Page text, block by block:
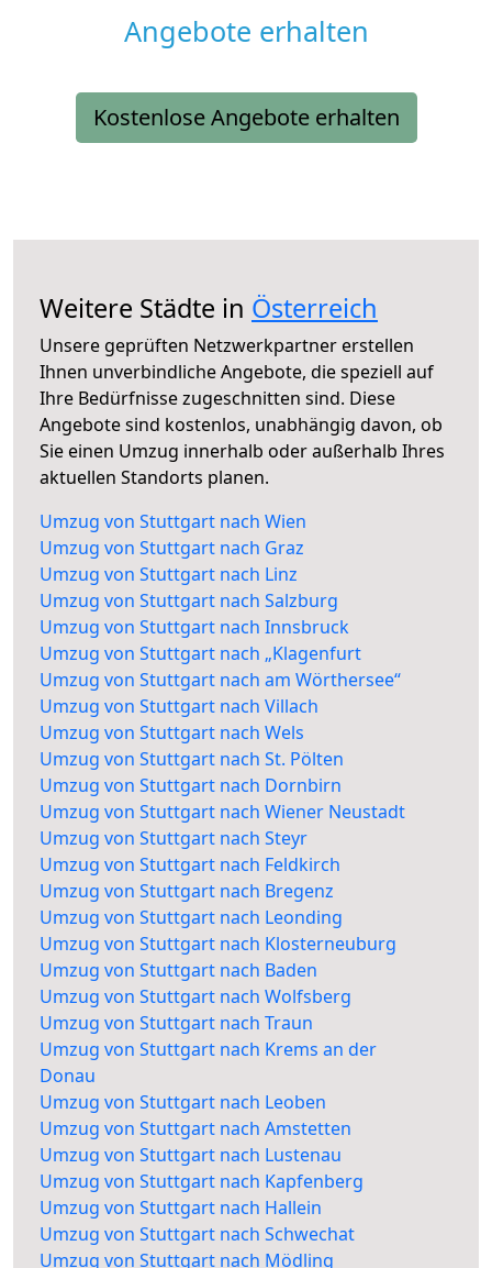
Angebote erhalten
Kostenlose Angebote erhalten
Weitere Städte in Österreich
Unsere geprüften Netzwerkpartner erstellen
Ihnen unverbindliche Angebote, die speziell auf
Ihre Bedürfnisse zugeschnitten sind. Diese
Angebote sind kostenlos, unabhängig davon, ob
Sie einen Umzug innerhalb oder außerhalb Ihres
aktuellen Standorts planen.
Umzug von Stuttgart nach Wien
Umzug von Stuttgart nach Graz
Umzug von Stuttgart nach Linz
Umzug von Stuttgart nach Salzburg
Umzug von Stuttgart nach Innsbruck
Umzug von Stuttgart nach „Klagenfurt
Umzug von Stuttgart nach am Wörthersee“
Umzug von Stuttgart nach Villach
Umzug von Stuttgart nach Wels
Umzug von Stuttgart nach St. Pölten
Umzug von Stuttgart nach Dornbirn
Umzug von Stuttgart nach Wiener Neustadt
Umzug von Stuttgart nach Steyr
Umzug von Stuttgart nach Feldkirch
Umzug von Stuttgart nach Bregenz
Umzug von Stuttgart nach Leonding
Umzug von Stuttgart nach Klosterneuburg
Umzug von Stuttgart nach Baden
Umzug von Stuttgart nach Wolfsberg
Umzug von Stuttgart nach Traun
Umzug von Stuttgart nach Krems an der
Donau
Umzug von Stuttgart nach Leoben
Umzug von Stuttgart nach Amstetten
Umzug von Stuttgart nach Lustenau
Umzug von Stuttgart nach Kapfenberg
Umzug von Stuttgart nach Hallein
Umzug von Stuttgart nach Schwechat
Umzug von Stuttgart nach Mödling